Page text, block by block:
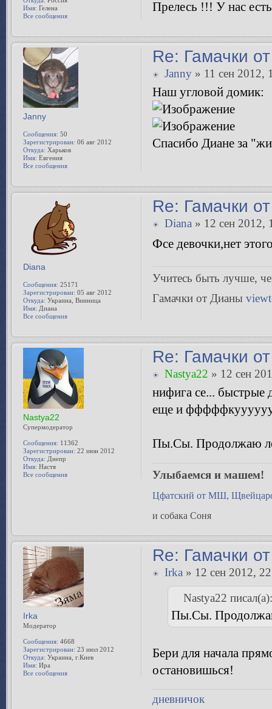
Прелесь !!! У нас
Имя: Гелена
Все сообщения
Re: Гамачки
Janny» 11 сен 2012,
Наш угловой домик:
Спасибо Диане за
Janny
Сообщения: 50
Зарегистрирован: 06 авг 2012
Откуда: Харьков
Имя: Евгения
Все сообщения
Re: Гамачки
Diana» 12 сен 2012,
Фсе девочки,нет
Учитесь быть лучше,
Гамачки от Дианы
Diana
Сообщения: 25171
Зарегистрирован: 05 авг 2012
Откуда: Украина, Винница
Имя: Диана
Все сообщения
Re: Гамачки
Nastya22 » 12 сен
нифига се... быстрые
еще и
Пы.Сы. Продолжаю
Улыбаемся и машем!
Цфатский от МШ,
и собака Соня
Nastya22
Супермодератор
Сообщения: 11362
Зарегистрирован: 22 июн 2012
Откуда: Днепр
Имя: Настя
Все сообщения
Re: Гамачки
Irka » 12 сен 2012,
Nastya22 писал(а):
Пы.Сы. Продолжаю
Бери для начала
не остановишься!
дневничок
Irka
Модератор
Сообщения: 4668
Зарегистрирован: 23 июл 2012
Откуда: Украина, г.Киев
Имя: Ира
Все сообщения